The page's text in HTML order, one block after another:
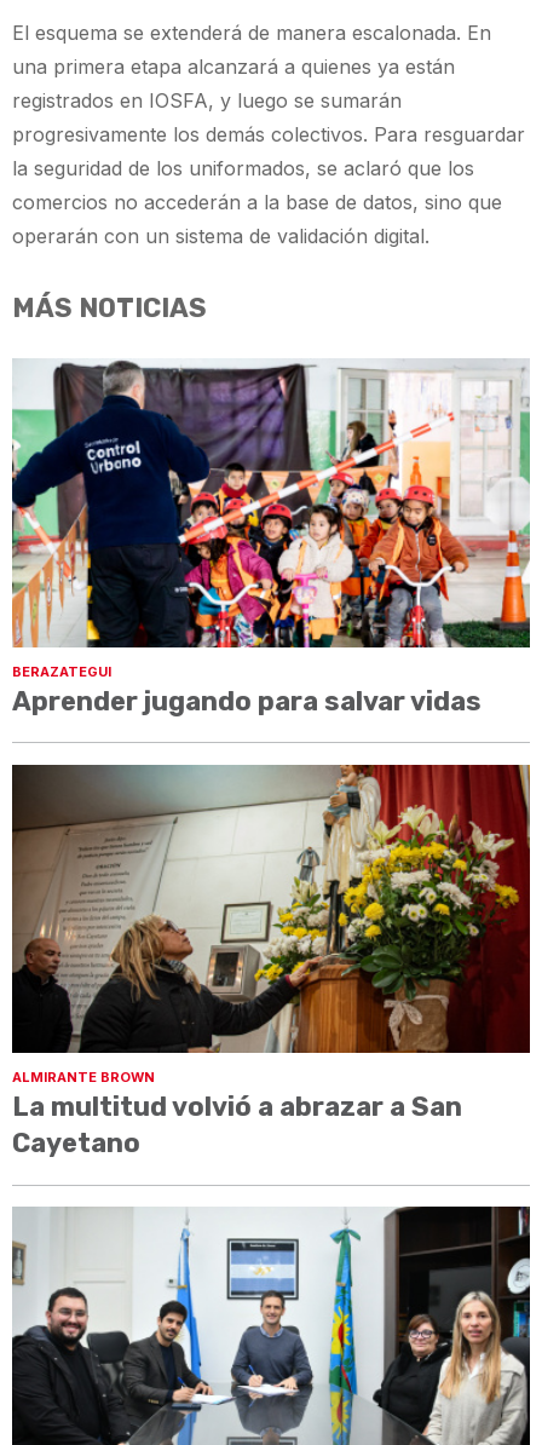
El esquema se extenderá de manera escalonada. En
una primera etapa alcanzará a quienes ya están
registrados en IOSFA, y luego se sumarán
progresivamente los demás colectivos. Para resguardar
la seguridad de los uniformados, se aclaró que los
comercios no accederán a la base de datos, sino que
operarán con un sistema de validación digital.
MÁS NOTICIAS
BERAZATEGUI
Aprender jugando para salvar vidas
ALMIRANTE BROWN
La multitud volvió a abrazar a San
Cayetano